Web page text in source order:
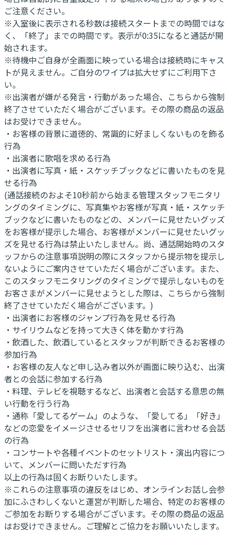
ご注意ください。
※入室後に表示される秒数は接続スタートまでの時間ではな
く、「終了」までの時間です。表示が0:35になると通話が開
始されます。
※待機中ご自身が全画面に映っている場合は接続時にキャス
トが見えません。ご自分のワイプは拡大せずにご利用下さ
い。
※出演者が嫌がる発言・行動があった場合、こちらから強制
終了させていただく場合がございます。その際の商品の返品
はお受けできません。
・お客様の背景に道徳的、常識的に好ましくないものを飾る
行為
・出演者に歌唱を求める行為
・出演者に写真・紙・スケッチブックなどに書いたものを見
せる行為
(通話接続のおよそ10秒前から始まる管理スタッフモニタリ
ングのタイミングに、写真集やお客様が写真・紙・スケッチ
ブックなどに書いたものなどの、メンバーに見せたいグッズ
をお客様が提示した場合、お客様がメンバーに見せたいグッ
ズを見せる行為は禁止いたしません。尚、通話開始時のスタ
ッフからの注意事項説明の際にスタッフから提示物を提示し
ないようにご案内させていただく場合がございます。また、
このスタッフモニタリングのタイミングで提示しないものを
お客さまがメンバーに見せようとした際は、こちらから強制
終了させていただく場合がございます。)
・出演者にお客様のジャンプ行為を見せる行為
・サイリウムなどを持って大きく体を動かす行為
・飲酒した、飲酒しているとスタッフが判断できるお客様の
参加行為
・お客様の友人など申し込み者以外が画面に映り込む、出演
者との会話に参加する行為
・料理、テレビを視聴するなど、出演者と会話する意思の無
い行動を行う行為
・通称「愛してるゲーム」のような、「愛してる」「好き」
などの恋愛をイメージさせるセリフを出演者に言わせる会話
の行為
・コンサートや各種イベントのセットリスト・演出内容につ
いて、メンバーに問いただす行為
以上の行為は固くお断りいたします。
※これらの注意事項の違反をはじめ、オンラインお話し会参
加にふさわしくないと運営が判断した場合、特定のお客様の
ご参加をお断りする場合がございます。その際の商品の返品
はお受けできません。ご理解とご協力をお願いいたします。